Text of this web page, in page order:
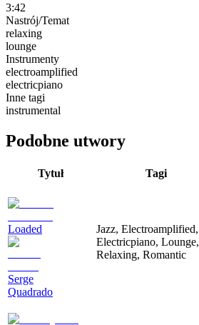
3:42
Nastrój/Temat
relaxing
lounge
Instrumenty
electroamplified
electricpiano
Inne tagi
instrumental
Podobne utwory
Tytuł Tagi
Loaded
Serge
Quadrado
Jazz, Electroamplified,
Electricpiano, Lounge,
Relaxing, Romantic